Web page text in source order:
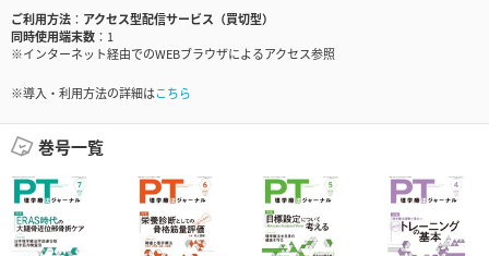
ご利用方法
アクセス型配信サービス（買切型）
同時使用端末数
1
※インターネット経由でのWEBブラウザによるアクセス参照
※導入・利用方法の詳細はこちら
巻号一覧